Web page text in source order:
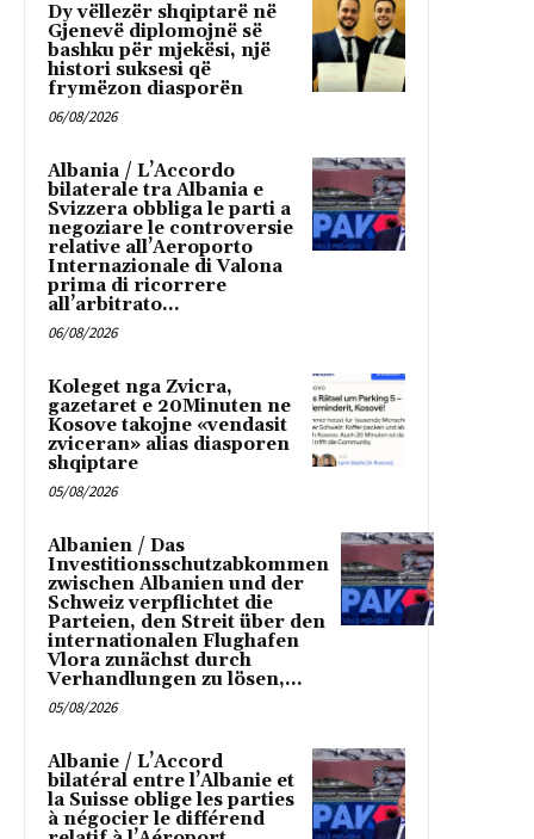
Dy vëllezër shqiptarë në
Gjenevë diplomojnë së
bashku për mjekësi, një
histori suksesi që
frymëzon diasporën
06/08/2026
Albania / L’Accordo
bilaterale tra Albania e
Svizzera obbliga le parti a
negoziare le controversie
relative all’Aeroporto
Internazionale di Valona
prima di ricorrere
all’arbitrato...
06/08/2026
Koleget nga Zvicra,
gazetaret e 20Minuten ne
Kosove takojne «vendasit
zviceran» alias diasporen
shqiptare
05/08/2026
Albanien / Das
Investitionsschutzabkommen
zwischen Albanien und der
Schweiz verpflichtet die
Parteien, den Streit über den
internationalen Flughafen
Vlora zunächst durch
Verhandlungen zu lösen,...
05/08/2026
Albanie / L’Accord
bilatéral entre l’Albanie et
la Suisse oblige les parties
à négocier le différend